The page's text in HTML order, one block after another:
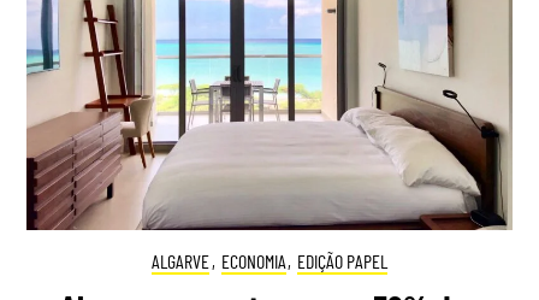
ALGARVE, ECONOMIA, EDIÇÃO PAPEL